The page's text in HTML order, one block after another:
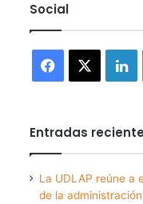
Social
Facebook
Entradas
La UDLAP reúne a
de la